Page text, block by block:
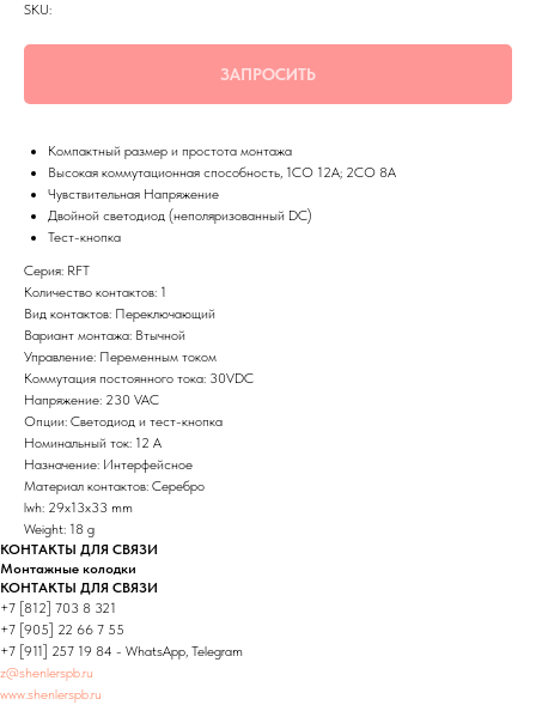
SKU:
ЗАПРОСИТЬ
Компактный размер и простота монтажа
Высокая коммутационная способность, 1СО 12А; 2СО 8А
Чувствительная Напряжение
Двойной светодиод (неполяризованный DC)
Тест-кнопка
Серия: RFT
Количество контактов: 1
Вид контактов: Переключающий
Вариант монтажа: Втычной
Управление: Переменным током
Коммутация постоянного тока: 30VDC
Напряжение: 230 VAC
Опции: Светодиод и тест-кнопка
Номинальный ток: 12 А
Назначение: Интерфейсное
Материал контактов: Серебро
lwh: 29x13x33 mm
Weight: 18 g
КОНТАКТЫ ДЛЯ СВЯЗИ
Монтажные колодки
КОНТАКТЫ ДЛЯ СВЯЗИ
+7 [812] 703 8 321
+7 [905] 22 66 7 55
+7 [911] 257 19 84 - WhatsApp, Telegram
z@shenlerspb.ru
www.shenlerspb.ru